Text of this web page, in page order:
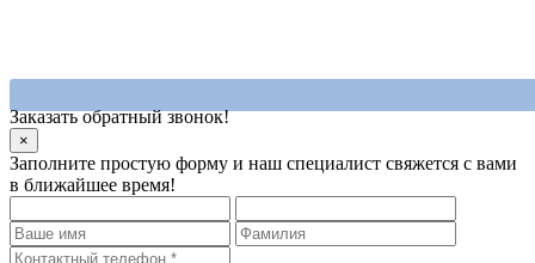
Заказать обратный звонок!
×
Заполните простую форму и наш специалист свяжется с вами
в ближайшее время!